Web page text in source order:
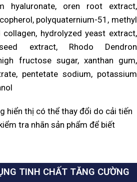
hyaluronate, oren root extract,
polyquaternium-51, methyl
hydrolyzed yeast extract,
extract, Rhodo Dendron
fructose sugar, xanthan gum,
pentetate sodium, potassium
hiển thị có thể thay đổi do cải tiến
tra nhãn sản phẩm để biết
TINH CHẤT TĂNG CƯỜNG